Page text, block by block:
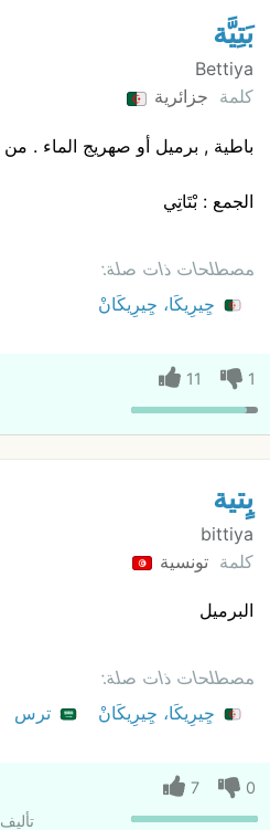
بَتِيَّة
Bettiya
كلمة جزائرية
باطية , برميل أو صهريج الماء . من
الجمع : بْتَاتِي
مصطلحات ذات صلة:
ڃِيرِيكَا، ڃِيرِيكَانْ
1
11
بٍتية
bittiya
كلمة تونسية
البرميل
مصطلحات ذات صلة:
ڃِيرِيكَا، ڃِيرِيكَانْ
ترس
0
7
تأليف